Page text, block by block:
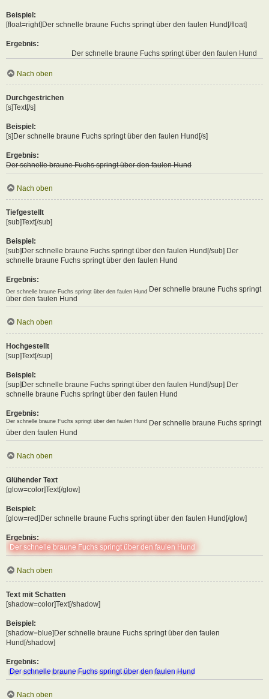
Beispiel:
[float=right]Der schnelle braune Fuchs springt über den faulen Hund[/float]
Ergebnis:
Der schnelle braune Fuchs springt über den faulen Hund
Nach oben
Durchgestrichen
[s]Text[/s]
Beispiel:
[s]Der schnelle braune Fuchs springt über den faulen Hund[/s]
Ergebnis:
Der schnelle braune Fuchs springt über den faulen Hund
Nach oben
Tiefgestellt
[sub]Text[/sub]
Beispiel:
[sub]Der schnelle braune Fuchs springt über den faulen Hund[/sub] Der
schnelle braune Fuchs springt über den faulen Hund
Ergebnis:
Der schnelle braune Fuchs springt über den faulen Hund Der schnelle braune Fuchs springt
über den faulen Hund
Nach oben
Hochgestellt
[sup]Text[/sup]
Beispiel:
[sup]Der schnelle braune Fuchs springt über den faulen Hund[/sup] Der
schnelle braune Fuchs springt über den faulen Hund
Ergebnis:
Der schnelle braune Fuchs springt über den faulen Hund Der schnelle braune Fuchs springt
über den faulen Hund
Nach oben
Glühender Text
[glow=color]Text[/glow]
Beispiel:
[glow=red]Der schnelle braune Fuchs springt über den faulen Hund[/glow]
Ergebnis:
Der schnelle braune Fuchs springt über den faulen Hund
Nach oben
Text mit Schatten
[shadow=color]Text[/shadow]
Beispiel:
[shadow=blue]Der schnelle braune Fuchs springt über den faulen
Hund[/shadow]
Ergebnis:
Der schnelle braune Fuchs springt über den faulen Hund
Nach oben